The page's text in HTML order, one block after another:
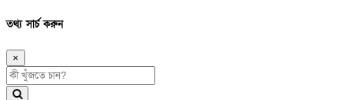
তথ্য সার্চ করুন
×